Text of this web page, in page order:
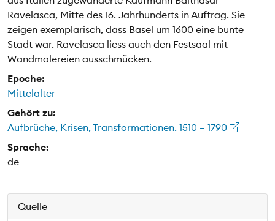
Ravelasca, Mitte des 16. Jahrhunderts in Auftrag. Sie
zeigen exemplarisch, dass Basel um 1600 eine bunte
Stadt war. Ravelasca liess auch den Festsaal mit
Wandmalereien ausschmücken.
Epoche:
Mittelalter
Gehört zu:
Aufbrüche, Krisen, Transformationen. 1510 – 1790
Sprache:
de
Quelle